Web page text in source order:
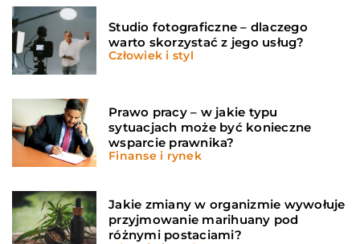
Studio fotograficzne – dlaczego
warto skorzystać z jego usług?
Człowiek i styl
Prawo pracy – w jakie typu
sytuacjach może być konieczne
wsparcie prawnika?
Finanse i rynek
Jakie zmiany w organizmie wywołuje
przyjmowanie marihuany pod
różnymi postaciami?